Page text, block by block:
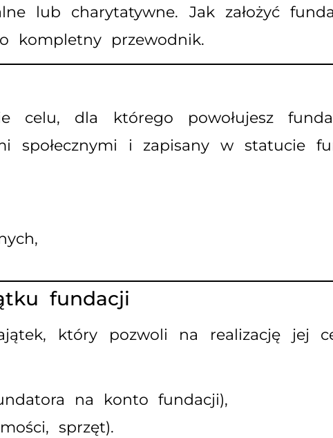
lub charytatywne. Jak założyć
kompletny przewodnik.
celu, dla którego powołujesz
społecznymi i zapisany w statucie
fundacji
który pozwoli na realizację jej
na konto fundacji),
sprzęt).